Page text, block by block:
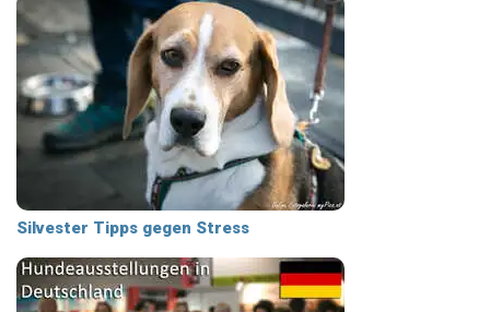
Silvester Tipps gegen Stress